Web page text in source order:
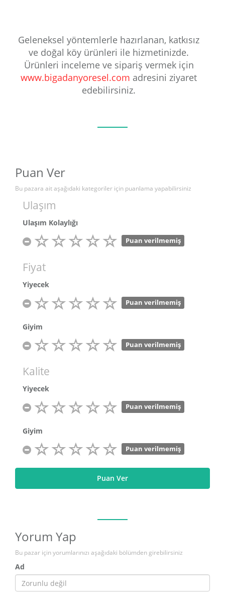
Geleneksel yöntemlerle hazırlanan, katkısız
ve doğal köy ürünleri ile hizmetinizde.
Ürünleri inceleme ve sipariş vermek için
www.bigadanyoresel.com adresini ziyaret
edebilirsiniz.
Puan Ver
Bu pazara ait aşağıdaki kategoriler için puanlama yapabilirsiniz
Ulaşım
Ulaşım Kolaylığı
Puan verilmemiş
Fiyat
Yiyecek
Puan verilmemiş
Giyim
Puan verilmemiş
Kalite
Yiyecek
Puan verilmemiş
Giyim
Puan verilmemiş
Puan Ver
Yorum Yap
Bu pazar için yorumlarınızı aşağıdaki bölümden girebilirsiniz
Ad